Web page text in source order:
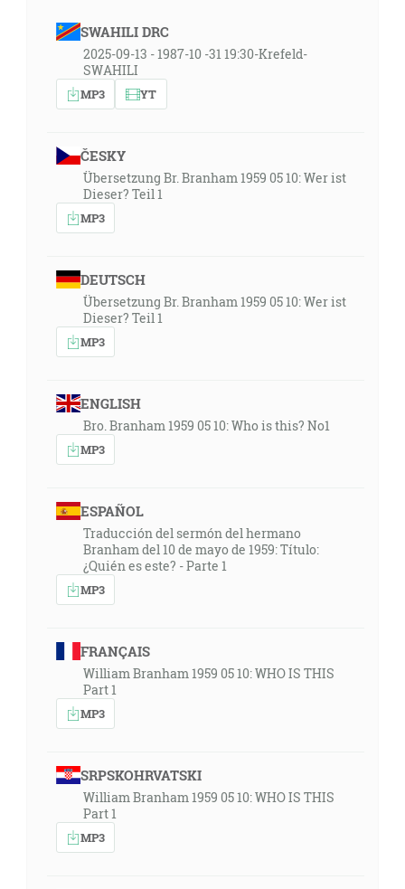
SWAHILI DRC
2025-09-13 - 1987-10 -31 19:30-Krefeld-
SWAHILI
MP3 YT
ČESKY
Übersetzung Br. Branham 1959 05 10: Wer ist
Dieser? Teil 1
MP3
DEUTSCH
Übersetzung Br. Branham 1959 05 10: Wer ist
Dieser? Teil 1
MP3
ENGLISH
Bro. Branham 1959 05 10: Who is this? No1
MP3
ESPAÑOL
Traducción del sermón del hermano
Branham del 10 de mayo de 1959: Título:
¿Quién es este? - Parte 1
MP3
FRANÇAIS
William Branham 1959 05 10: WHO IS THIS
Part 1
MP3
SRPSKOHRVATSKI
William Branham 1959 05 10: WHO IS THIS
Part 1
MP3